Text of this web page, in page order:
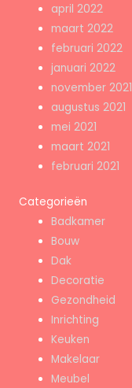
april 2022
maart 2022
februari 2022
januari 2022
november 2021
augustus 2021
mei 2021
maart 2021
februari 2021
Categorieën
Badkamer
Bouw
Dak
Decoratie
Gezondheid
Inrichting
Keuken
Makelaar
Meubel